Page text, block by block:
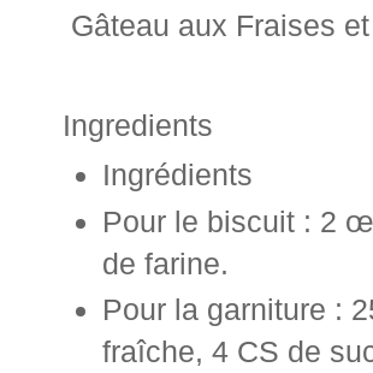
Gâteau aux Fraises
Ingredients
Ingrédients
Pour le biscuit : 2
de farine.
Pour la garniture :
fraîche, 4 CS de